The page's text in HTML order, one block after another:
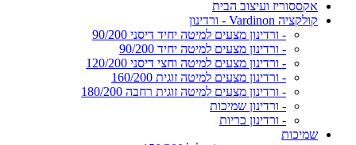
אקססוריז ועיצוב הבית
קולקציה Vardinon - ורדינון
- ורדינון מצעים למיטה יחיד דיסני 90/200
- ורדינון מצעים למיטה יחיד 90/200
- ורדינון מצעים למיטה וחצי דיסני 120/200
- ורדינון מצעים למיטה זוגית 160/200
- ורדינון מצעים למיטה זוגית רחבה 180/200
- ורדינון שמיכות
- ורדינון כריות
שמיכות